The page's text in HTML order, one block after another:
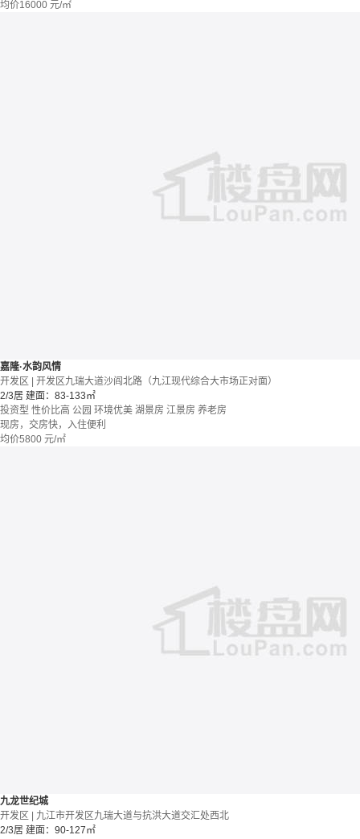
均价16000 元/㎡
嘉隆·水韵风情
开发区 | 开发区九瑞大道沙阎北路（九江现代综合大市场正对面）
2/3居 建面：83-133㎡
投资型 性价比高 公园 环境优美 湖景房 江景房 养老房
现房，交房快，入住便利
均价5800 元/㎡
九龙世纪城
开发区 | 九江市开发区九瑞大道与抗洪大道交汇处西北
2/3居 建面：90-127㎡